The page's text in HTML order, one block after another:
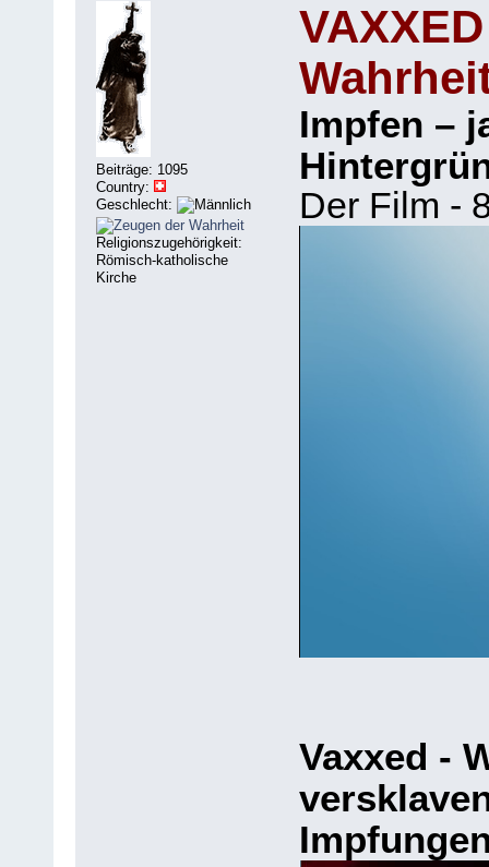
Beiträge: 1095
Country:
Geschlecht:
Religionszugehörigkeit:
Römisch-katholische
Kirche
Impfen –
Der Film -
Vaxxed -